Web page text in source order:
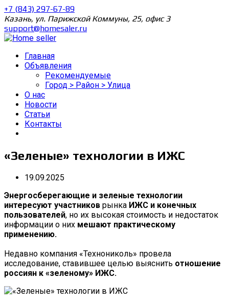
+7 (843) 297-67-89
Казань, ул. Парижской Коммуны, 25, офис 3
support@homesaler.ru
Главная
Объявления
Рекомендуемые
Город > Район > Улица
О нас
Новости
Статьи
Контакты
«Зеленые» технологии в ИЖС
19.09.2025
Энергосберегающие и зеленые технологии
интересуют участников рынка ИЖС и конечных
пользователей, но их высокая стоимость и недостаток
информации о них мешают практическому
применению.
Недавно компания «Технониколь» провела
исследование, ставившее целью выяснить отношение
россиян к «зеленому» ИЖС.